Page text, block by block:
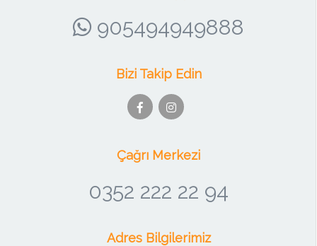
905494949888
Bizi Takip Edin
Çağrı Merkezi
0352 222 22 94
Adres Bilgilerimiz